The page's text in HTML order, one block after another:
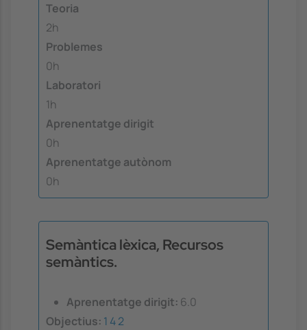
Teoria
2h
Problemes
0h
Laboratori
1h
Aprenentatge dirigit
0h
Aprenentatge autònom
0h
Semàntica lèxica, Recursos
semàntics.
Aprenentatge dirigit: 6.0
Objectius: 1 42